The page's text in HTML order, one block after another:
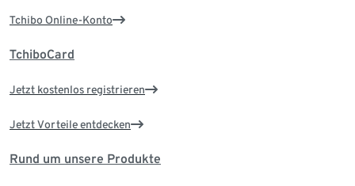
Tchibo Online-Konto
TchiboCard
Jetzt kostenlos registrieren
Jetzt Vorteile entdecken
Rund um unsere Produkte